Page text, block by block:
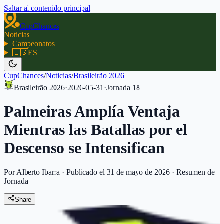
Saltar al contenido principal
CupChances
Noticias
Campeonatos
🇪🇸ES
CupChances/Noticias/Brasileirão 2026
Brasileirão 2026·2026-05-31 ·Jornada 18
Palmeiras Amplía Ventaja
Mientras las Batallas por el
Descenso se Intensifican
Por Alberto Ibarra · Publicado el 31 de mayo de 2026 · Resumen de
Jornada
Share